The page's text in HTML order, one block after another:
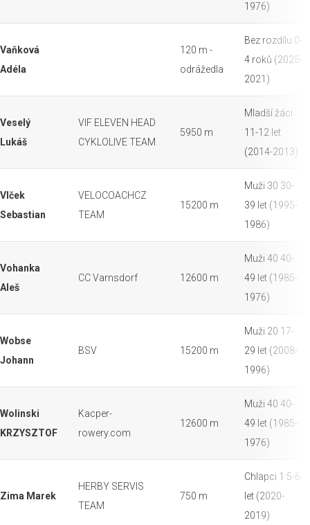
1976)
Vaňková
Adéla
120 m -
odrážedla
Bez rozdílu 0-
4 roků (2025-
2021)
Veselý
Lukáš
VIF ELEVEN HEAD
CYKLOLIVE TEAM
5950 m
Mladší žáci
11-12 let
(2014-2013)
Vlček
Sebastian
VELOCOACHCZ
TEAM
15200 m
Muži 30 30-
39 let (1995-
1986)
Vohanka
Aleš
CC Varnsdorf 12600 m
Muži 40 40-
49 let (1985-
1976)
Wobse
Johann
BSV 15200 m
Muži 20 17-
29 let (2008-
1996)
Wolinski
KRZYSZTOF
Kacper-
rowery.com
12600 m
Muži 40 40-
49 let (1985-
1976)
Zima Marek
HERBY SERVIS
TEAM
750 m
Chlapci 1 5-6
let (2020-
2019)